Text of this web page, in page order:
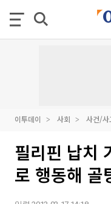
이투데이 사회 사건/사
필리핀 납치
로 행동해 골